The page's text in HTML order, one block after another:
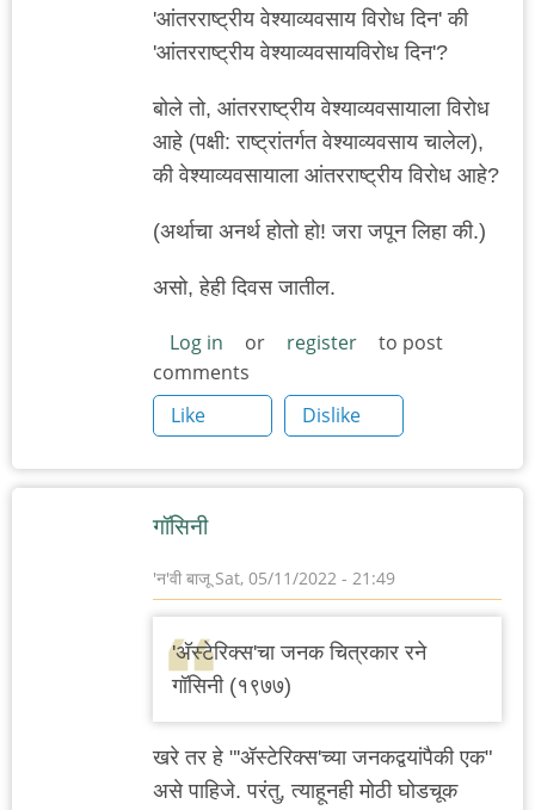
'आंतरराष्ट्रीय वेश्याव्यवसाय विरोध दिन' की
'आंतरराष्ट्रीय वेश्याव्यवसायविरोध दिन'?
बोले तो, आंतरराष्ट्रीय वेश्याव्यवसायाला विरोध
आहे (पक्षी: राष्ट्रांतर्गत वेश्याव्यवसाय चालेल),
की वेश्याव्यवसायाला आंतरराष्ट्रीय विरोध आहे?
(अर्थाचा अनर्थ होतो हो! जरा जपून लिहा की.)
असो, हेही दिवस जातील.
Log in or register
to post
comments
Like
Dislike
गॉसिनी
'न'वी बाजू Sat, 05/11/2022 - 21:49
'अ‍ॅस्टेरिक्स'चा जनक चित्रकार रने
गॉसिनी (१९७७)
खरे तर हे "'ॲस्टेरिक्स'च्या जनकद्वयांपैकी एक"
असे पाहिजे. परंतु, त्याहूनही मोठी घोडचूक